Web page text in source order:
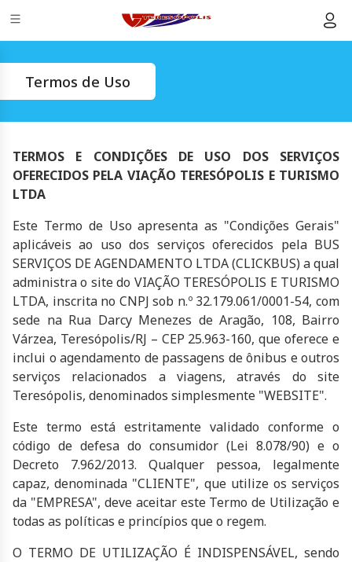
Termos de Uso
TERMOS E CONDIÇÕES DE USO DOS SERVIÇOS
OFERECIDOS PELA VIAÇÃO TERESÓPOLIS E TURISMO
LTDA
Este Termo de Uso apresenta as "Condições Gerais"
aplicáveis ao uso dos serviços oferecidos pela BUS
SERVIÇOS DE AGENDAMENTO LTDA (CLICKBUS) a qual
administra o site do VIAÇÃO TERESÓPOLIS E TURISMO
LTDA, inscrita no CNPJ sob n.º 32.179.061/0001-54, com
sede na Rua Darcy Menezes de Aragão, 108, Bairro
Várzea, Teresópolis/RJ – CEP 25.963-160, que oferece e
inclui o agendamento de passagens de ônibus e outros
serviços relacionados a viagens, através do site
Teresópolis, denominados simplesmente "WEBSITE".
Este termo está estritamente validado conforme o
código de defesa do consumidor (Lei 8.078/90) e o
Decreto 7.962/2013. Qualquer pessoa, legalmente
capaz, denominada "CLIENTE", que utilize os serviços
da "EMPRESA", deve aceitar este Termo de Utilização e
todas as políticas e princípios que o regem.
O TERMO DE UTILIZAÇÃO É INDISPENSÁVEL, sendo